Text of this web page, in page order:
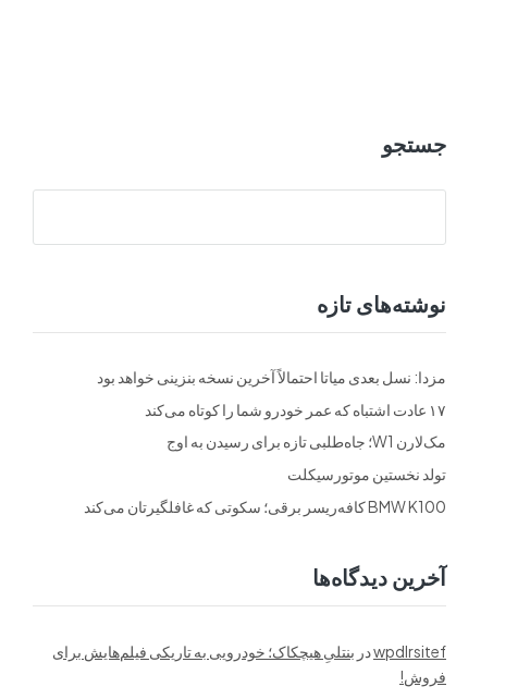
جستجو
نوشته‌های تازه
مزدا: نسل بعدی میاتا احتمالاً آخرین نسخه بنزینی خواهد بود
۱۷ عادت اشتباه که عمر خودرو شما را کوتاه می‌کند
مک‌لارن W1؛ جاه‌طلبی تازه برای رسیدن به اوج
تولد نخستین موتورسیکلت
BMW K100 کافه‌ریسر برقی؛ سکوتی که غافلگیرتان می‌کند
آخرین دیدگاه‌ها
wpdlrsitefدر بنتلیِ هیچکاک؛ خودرویی به تاریکی فیلم‌هایش برای
فروش!